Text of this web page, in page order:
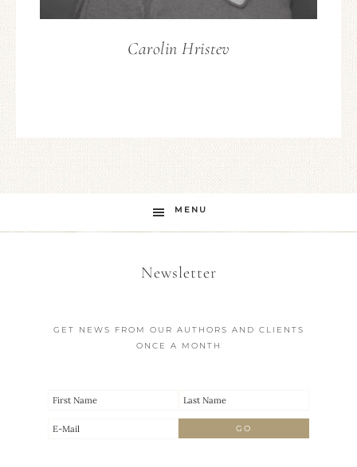
Carolin Hristev
MENU
Newsletter
GET NEWS FROM OUR AUTHORS AND CLIENTS
ONCE A MONTH